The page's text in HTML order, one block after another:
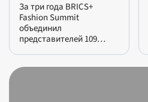
За три года BRICS+
Fashion Summit
объединил
представителей 109